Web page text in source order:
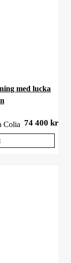
med lucka
Colia 74 400 kr